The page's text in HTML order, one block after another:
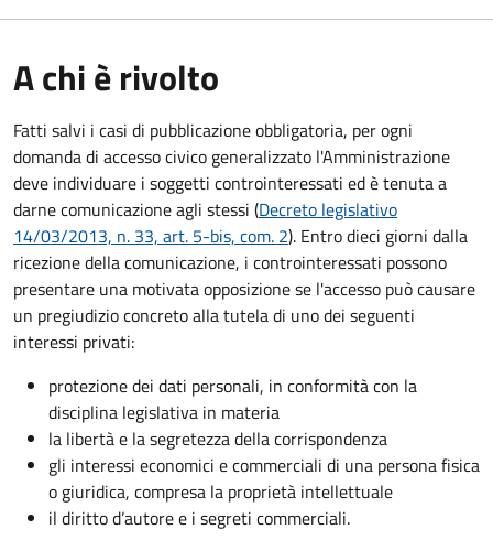
A chi è rivolto
Fatti salvi i casi di pubblicazione obbligatoria, per ogni
domanda di accesso civico generalizzato l'Amministrazione
deve individuare i soggetti controinteressati ed è tenuta a
darne comunicazione agli stessi (Decreto legislativo
14/03/2013, n. 33, art. 5-bis, com. 2). Entro dieci giorni dalla
ricezione della comunicazione, i controinteressati possono
presentare una motivata opposizione se l'accesso può causare
un pregiudizio concreto alla tutela di uno dei seguenti
interessi privati:
protezione dei dati personali, in conformità con la
disciplina legislativa in materia
la libertà e la segretezza della corrispondenza
gli interessi economici e commerciali di una persona fisica
o giuridica, compresa la proprietà intellettuale
il diritto d’autore e i segreti commerciali.